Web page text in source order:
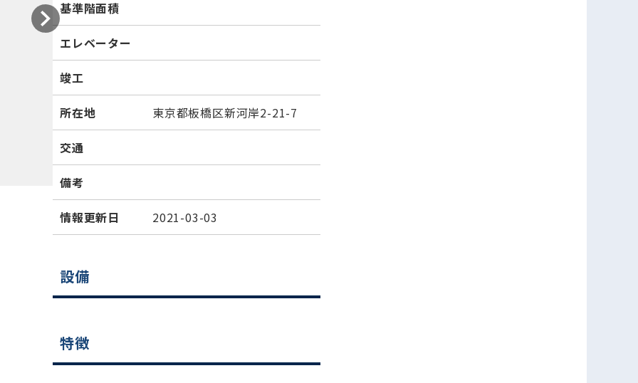
基準階面積
エレベーター
竣工
所在地 東京都板橋区新河岸2-21-7
交通
備考
情報更新日 2021-03-03
設備
特徴